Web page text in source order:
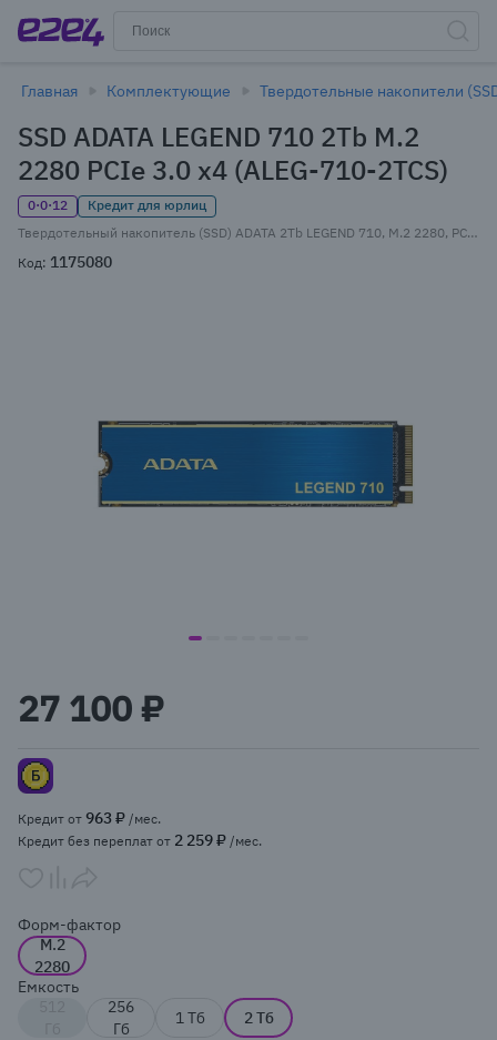
Главная Комплектующие Твердотельные накопители
SSD ADATA LEGEND 710 2Tb M.2
2280 PCIe 3.0 x4 (ALEG-710-2TCS)
0·0·12
Кредит для юрлиц
Твердотельный накопитель (SSD) ADATA 2Tb LEGEND 710, M.2 2280, PCIe 3.0 x4, NVMe (ALEG-710-2TCS) Retail
Код: 1175080
item
of
7
27 100 ₽
Кредит от 963 ₽ /мес.
Кредит без переплат от 2 259 ₽ /мес.
Форм-фактор
M.2
2280
Емкость
256
Гб
1 Тб 2 Тб